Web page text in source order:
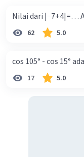
62 5.0
cos 105° - cos 15°
17 5.0